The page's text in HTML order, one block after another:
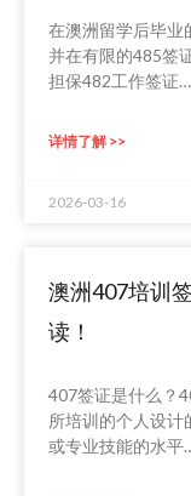
在澳洲留学后毕业
并在有限的485签
担保482工作签证
详情了解 >>
2026-03-16
澳洲407培训
读！
407签证是什么？
所培训的个人设计
或专业技能的水